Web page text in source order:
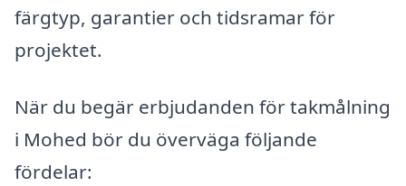
färgtyp, garantier och tidsramar för
projektet.
När du begär erbjudanden för takmålning
i Mohed bör du överväga följande
fördelar: